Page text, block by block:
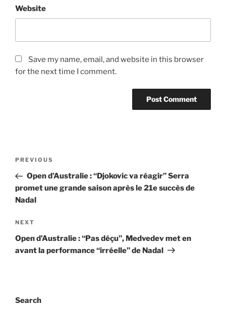
Website
Save my name, email, and website in this browser
for the next time I comment.
Previous
Post
PREVIOUS
Open d’Australie : “Djokovic va réagir” Serra
promet une grande saison après le 21e succès de
Nadal
Next
Post
NEXT
Open d’Australie : “Pas déçu”, Medvedev met en
avant la performance “irréelle” de Nadal
Search